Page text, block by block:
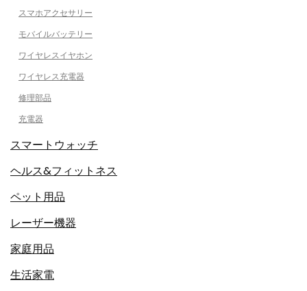
スマホアクセサリー
モバイルバッテリー
ワイヤレスイヤホン
ワイヤレス充電器
修理部品
充電器
スマートウォッチ
ヘルス&フィットネス
ペット用品
レーザー機器
家庭用品
生活家電